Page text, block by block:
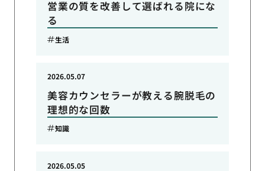
営業の質を改善して選ばれる院にな
る
生活
美容カウンセラーが教える腕脱毛の
理想的な回数
2026.05.07
知識
2026.05.05